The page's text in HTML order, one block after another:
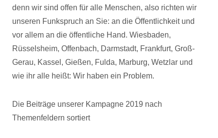
denn wir sind offen für alle Menschen, also richten wir
unseren Funkspruch an Sie: an die Öffentlichkeit und
vor allem an die öffentliche Hand. Wiesbaden,
Rüsselsheim, Offenbach, Darmstadt, Frankfurt, Groß-
Gerau, Kassel, Gießen, Fulda, Marburg, Wetzlar und
wie ihr alle heißt: Wir haben ein Problem.
Die Beiträge unserer Kampagne 2019 nach
Themenfeldern sortiert